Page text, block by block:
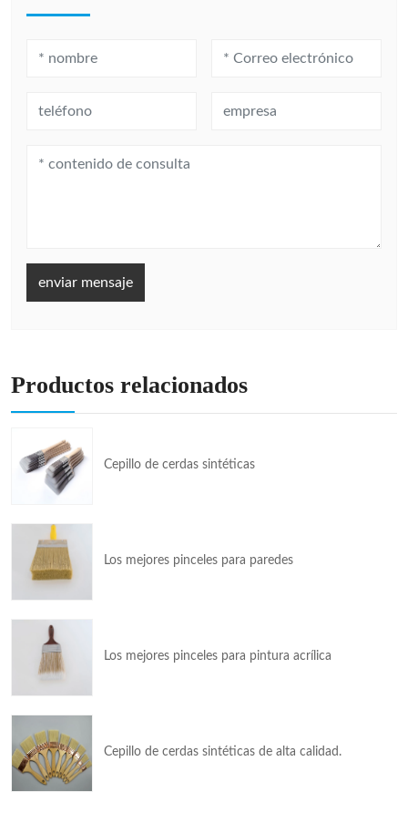
enviar mensaje
Productos relacionados
Cepillo de cerdas sintéticas
Los mejores pinceles para paredes
Los mejores pinceles para pintura acrílica
Cepillo de cerdas sintéticas de alta calidad.